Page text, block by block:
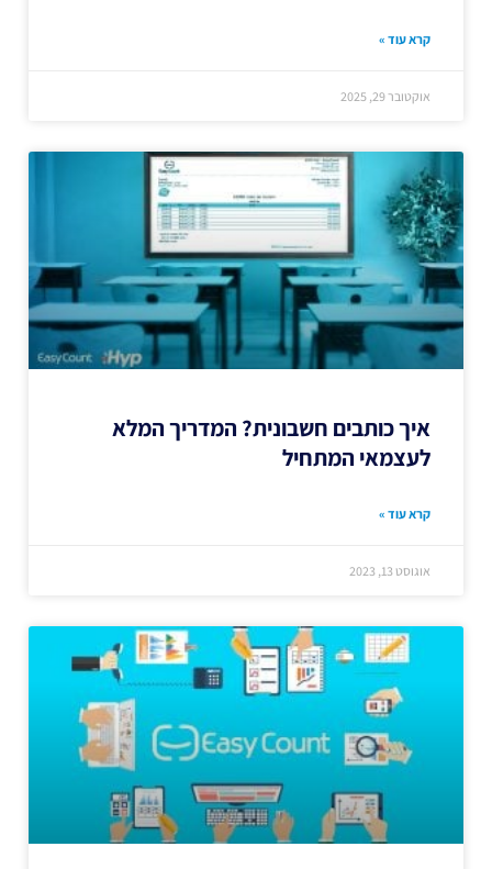
קרא עוד »
אוקטובר 29, 2025
איך כותבים חשבונית? המדריך המלא
לעצמאי המתחיל
קרא עוד »
אוגוסט 13, 2023